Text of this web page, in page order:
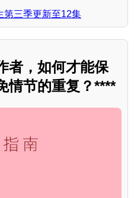
第三季更新至12集
者，如何才能保
情节的重复？****